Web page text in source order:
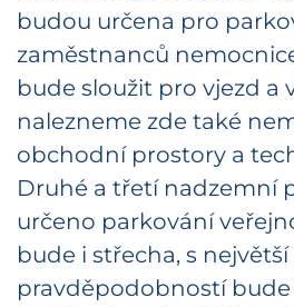
budou určena pro
zaměstnanců
bude sloužit pro vjezd a
nalezneme zde také
obchodní prostory a
Druhé a třetí nadzemní
určeno parkování
bude i střecha, s největší
pravděpodobností bude